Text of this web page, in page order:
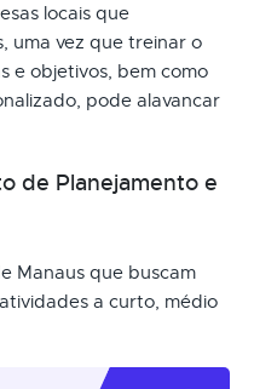
locais que
uma vez que treinar o
e objetivos, bem como
pode alavancar
de Planejamento e
Manaus que buscam
a curto, médio